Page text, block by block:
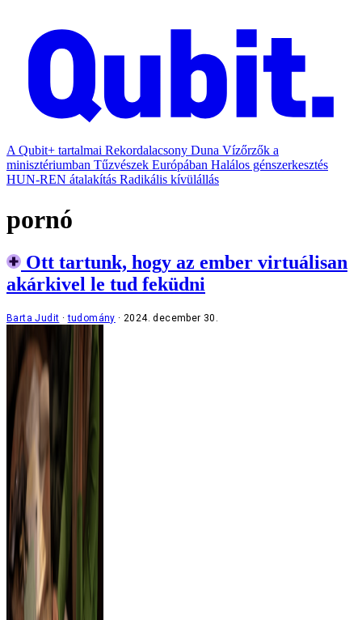
A Qubit+ tartalmai Rekordalacsony Duna Vízőrzők a
minisztériumban Tűzvészek Európában Halálos génszerkesztés
HUN-REN átalakítás Radikális kívülállás
pornó
Ott tartunk, hogy az ember virtuálisan
akárkivel le tud feküdni
Barta Judit tudomány 2024. december 30.